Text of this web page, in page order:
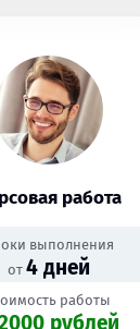
работа
выполнения
от 4 дней
работы
рублей